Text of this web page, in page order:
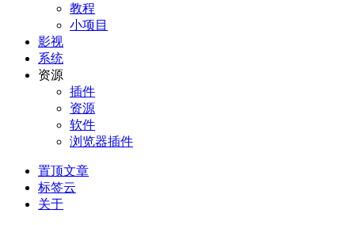
教程
小项目
影视
系统
资源
插件
资源
软件
浏览器插件
置顶文章
标签云
关于